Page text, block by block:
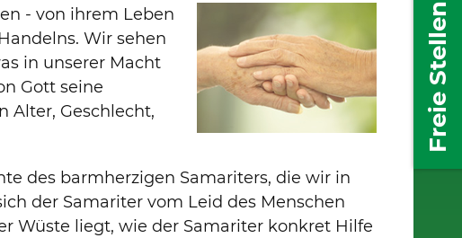
- von ihrem Leben
Wir sehen
in unserer Macht
Gott seine
Alter, Geschlecht,
des barmherzigen Samariters, die wir in
der Samariter vom Leid des Menschen
Wüste liegt, wie der Samariter konkret Hilfe
Freie Stellen